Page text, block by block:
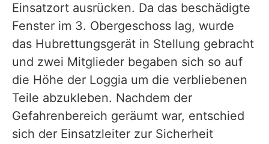
Einsatzort ausrücken. Da das beschädigte
Fenster im 3. Obergeschoss lag, wurde
das Hubrettungsgerät in Stellung gebracht
und zwei Mitglieder begaben sich so auf
die Höhe der Loggia um die verbliebenen
Teile abzukleben. Nachdem der
Gefahrenbereich geräumt war, entschied
sich der Einsatzleiter zur Sicherheit